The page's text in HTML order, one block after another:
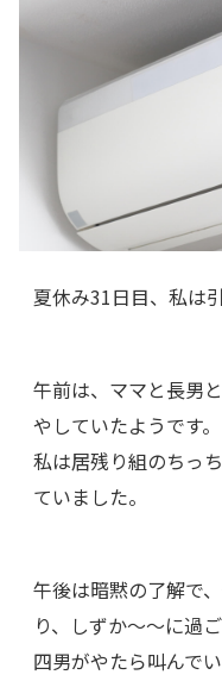
夏休み31日目、私は
午前は、ママと長男
やしていたようです。
私は居残り組のちっ
ていました。
午後は暗黙の了解で
り、しずか～～に過
四男がやたら叫んで